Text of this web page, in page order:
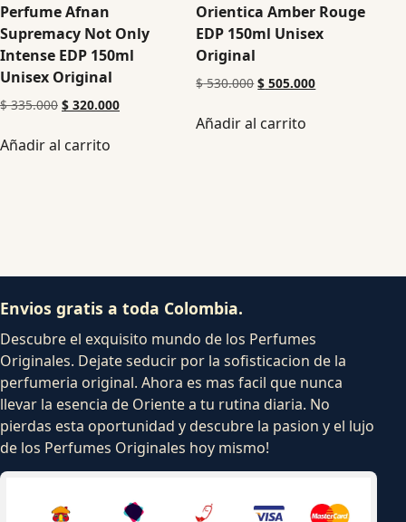
Perfume Afnan
Supremacy Not Only
Intense EDP 150ml
Unisex Original
$335.000 $ 320.000
Añadir al carrito
Orientica Amber Rouge
EDP 150ml Unisex
Original
$530.000 $ 505.000
Añadir al carrito
Envios gratis a toda Colombia.
Descubre el exquisito mundo de los Perfumes
Originales. Dejate seducir por la sofisticacion de la
perfumeria original. Ahora es mas facil que nunca
llevar la esencia de Oriente a tu rutina diaria. No
pierdas esta oportunidad y descubre la pasion y el lujo
de los Perfumes Originales hoy mismo!